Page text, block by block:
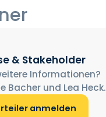
& Stakeholder
Informationen?
Bacher und Lea Heck.
anmelden